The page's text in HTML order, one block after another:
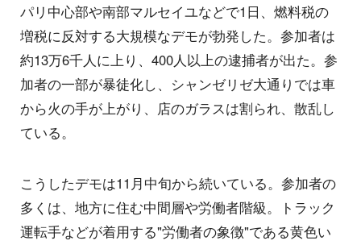
パリ中心部や南部マルセイユなどで1日、燃料税の
増税に反対する大規模なデモが勃発した。参加者は
約13万6千人に上り、400人以上の逮捕者が出た。参
加者の一部が暴徒化し、シャンゼリゼ大通りでは車
から火の手が上がり、店のガラスは割られ、散乱し
ている。
こうしたデモは11月中旬から続いている。参加者の
多くは、地方に住む中間層や労働者階級。トラック
運転手などが着用する"労働者の象徴"である黄色い